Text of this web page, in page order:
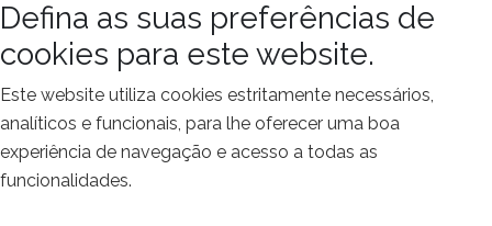
Defina as suas preferências de
cookies para este website.
Este website utiliza cookies estritamente necessários,
analíticos e funcionais, para lhe oferecer uma boa
experiência de navegação e acesso a todas as
funcionalidades.